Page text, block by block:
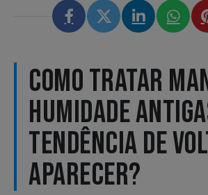
COMO TRATAR
HUMIDADE
TENDÊNCIA DE
APARECER?